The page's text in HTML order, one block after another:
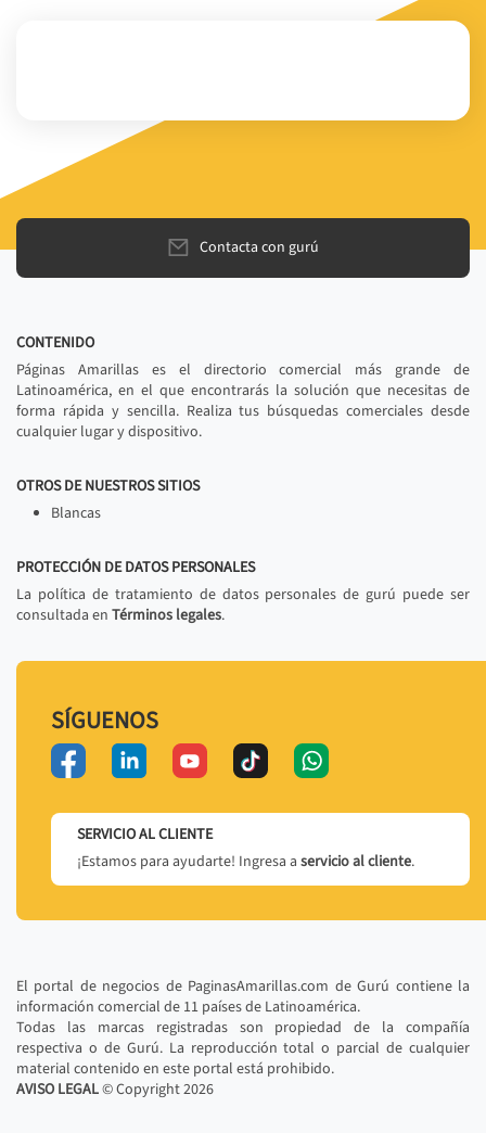
Contacta con gurú
CONTENIDO
Páginas Amarillas es el directorio comercial más grande de
Latinoamérica, en el que encontrarás la solución que necesitas de
forma rápida y sencilla. Realiza tus búsquedas comerciales desde
cualquier lugar y dispositivo.
OTROS DE NUESTROS SITIOS
Blancas
PROTECCIÓN DE DATOS PERSONALES
La política de tratamiento de datos personales de gurú puede ser
consultada en Términos legales.
SÍGUENOS
SERVICIO AL CLIENTE
¡Estamos para ayudarte! Ingresa a servicio al cliente.
El portal de negocios de PaginasAmarillas.com de Gurú contiene la
información comercial de 11 países de Latinoamérica.
Todas las marcas registradas son propiedad de la compañía
respectiva o de Gurú. La reproducción total o parcial de cualquier
material contenido en este portal está prohibido.
AVISO LEGAL© Copyright2026